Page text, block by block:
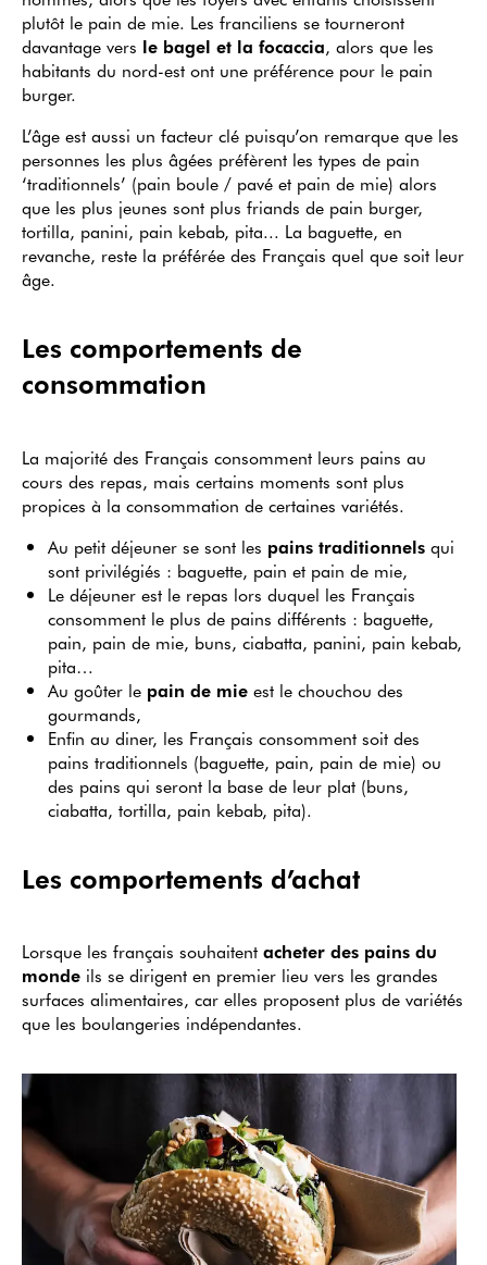
plutôt le pain de mie. Les franciliens se tourneront
davantage vers le bagel et la focaccia, alors que les
habitants du nord-est ont une préférence pour le pain
burger.
L’âge est aussi un facteur clé puisqu’on remarque que les
personnes les plus âgées préfèrent les types de pain
‘traditionnels’ (pain boule / pavé et pain de mie) alors
que les plus jeunes sont plus friands de pain burger,
tortilla, panini, pain kebab, pita... La baguette, en
revanche, reste la préférée des Français quel que soit leur
âge.
Les comportements de
consommation
La majorité des Français consomment leurs pains au
cours des repas, mais certains moments sont plus
propices à la consommation de certaines variétés.
Au petit déjeuner se sont les pains traditionnels qui
sont privilégiés : baguette, pain et pain de mie,
Le déjeuner est le repas lors duquel les Français
consomment le plus de pains différents : baguette,
pain, pain de mie, buns, ciabatta, panini, pain kebab,
pita…
Au goûter le pain de mie est le chouchou des
gourmands,
Enfin au diner, les Français consomment soit des
pains traditionnels (baguette, pain, pain de mie) ou
des pains qui seront la base de leur plat (buns,
ciabatta, tortilla, pain kebab, pita).
Les comportements d’achat
Lorsque les français souhaitent acheter des pains du
monde ils se dirigent en premier lieu vers les grandes
surfaces alimentaires, car elles proposent plus de variétés
que les boulangeries indépendantes.